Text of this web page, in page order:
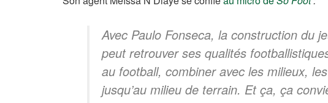
Avec Paulo Fonseca, la construction du
peut retrouver ses qualités
au football, combiner avec les milieux,
jusqu’au milieu de terrain. Et ça, ça